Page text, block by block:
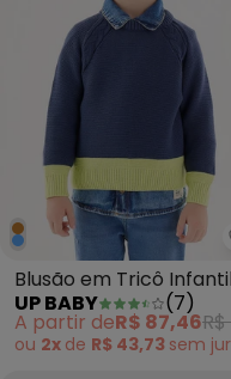
Blusão em Tricô Infantil
para Menino Azul
UP BABY (7)
A partir deR$ 87,46
ou 2x de R$ 43,73 sem